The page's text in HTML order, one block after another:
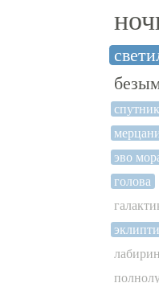
эво
голова